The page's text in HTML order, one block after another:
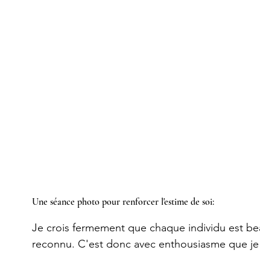
Une séance photo pour renforcer l'estime de soi:
Je crois fermement que chaque individu est
reconnu. C'est donc avec enthousiasme que